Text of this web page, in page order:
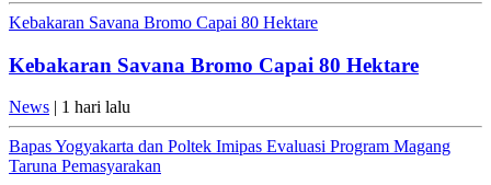
Kebakaran Savana Bromo Capai 80 Hektare
Kebakaran Savana Bromo Capai 80 Hektare
News | 1 hari lalu
Bapas Yogyakarta dan Poltek Imipas Evaluasi Program Magang
Taruna Pemasyarakan